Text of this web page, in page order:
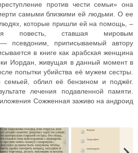
против чести семьи» она
самыми близкими ей людьми. О ее
которые пришли ей на помощь, –
повесть, ставшая мировым
— псевдоним , приписываемый автору
в книге как арабская женщина
Иордан , живущая в данный момент в
попытки убийства её мужем сестры.
семьей, облил её бензином и поджёг.
лечения подавленной памяти.
Сожженная заживо на андроид